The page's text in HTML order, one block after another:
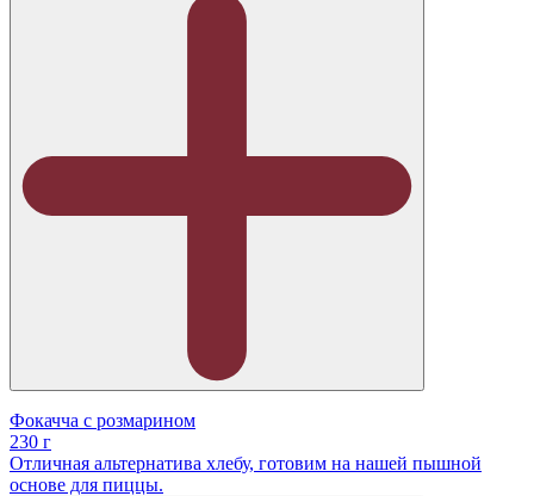
Фокачча с розмарином
230 г
Отличная альтернатива хлебу, готовим на нашей пышной
основе для пиццы.